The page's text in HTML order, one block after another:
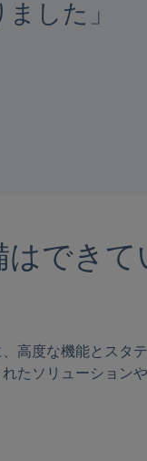
した」
できて
高度な機能とスタ
たソリューション